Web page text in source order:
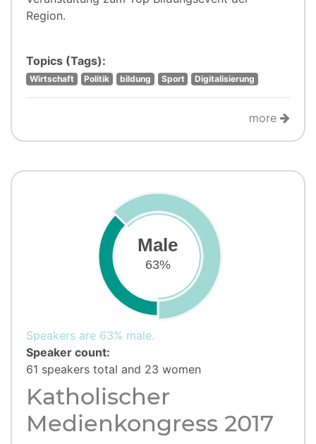
Region.
Topics (Tags):
Wirtschaft Politik bildung Sport Digitalisierung
more
Male
63%
Speakers are 63% male.
Speaker count:
61 speakers total and 23 women
Katholischer
Medienkongress 2017